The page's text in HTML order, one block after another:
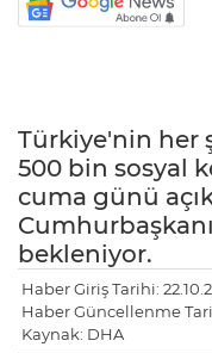
Türkiye'nin her
500 bin sosyal
cuma günü
bekleniyor.
Haber Giriş Tarihi:
Haber Güncellenme
Kaynak: DHA